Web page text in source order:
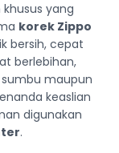
yang
korek Zippo
bersih, cepat
berlebihan,
maupun
keaslian
digunakan
.